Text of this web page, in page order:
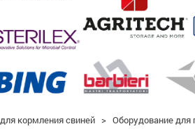
кормления свиней > Оборудование для